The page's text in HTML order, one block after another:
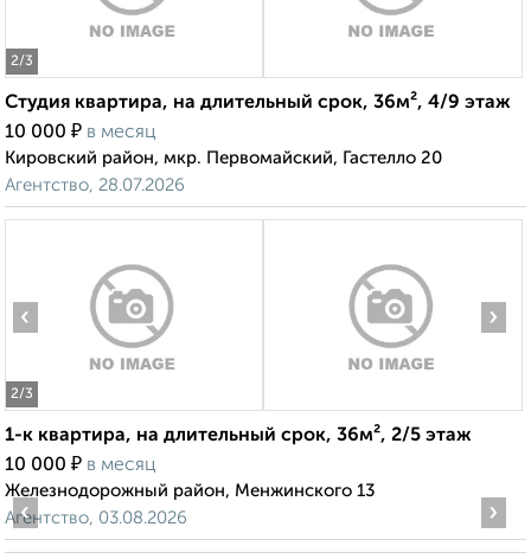
2/3
Студия квартира, на длительный срок, 36м², 4/9 этаж
10 000 ₽ в месяц
Кировский район, мкр. Первомайский, Гастелло 20
Агентство, 28.07.2026
2/3
‹ ›
1-к квартира, на длительный срок, 36м², 2/5 этаж
10 000 ₽ в месяц
Железнодорожный район, Менжинского 13
Агентство, 03.08.2026
‹ ›